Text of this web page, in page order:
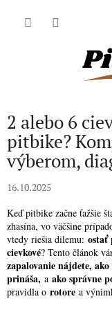
2 alebo 6
pitbike?
výberom,
16.10.2025
Keď pitbike začne ťažšie
zhasína, vo väčšine
vtedy riešia dilemu: ostať
cievkové? Tento článok
zapalovanie nájdete,
prináša, a ako správne
pravidla o rotore a